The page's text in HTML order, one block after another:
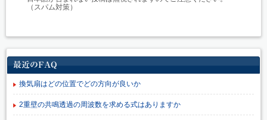
（スパム対策）
最近のFAQ
換気扇はどの位置でどの方向が良いか
2重壁の共鳴透過の周波数を求める式はありますか